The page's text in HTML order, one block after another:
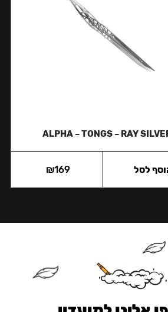
ALPHA – TONGS – RAY
₪169 לסל